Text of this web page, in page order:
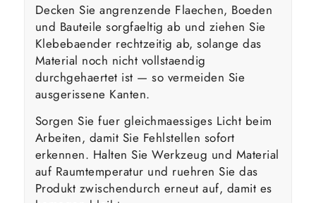
Decken Sie angrenzende Flaechen, Boeden
und Bauteile sorgfaeltig ab und ziehen Sie
Klebebaender rechtzeitig ab, solange das
Material noch nicht vollstaendig
durchgehaertet ist — so vermeiden Sie
ausgerissene Kanten.
Sorgen Sie fuer gleichmaessiges Licht beim
Arbeiten, damit Sie Fehlstellen sofort
erkennen. Halten Sie Werkzeug und Material
auf Raumtemperatur und ruehren Sie das
Produkt zwischendurch erneut auf, damit es